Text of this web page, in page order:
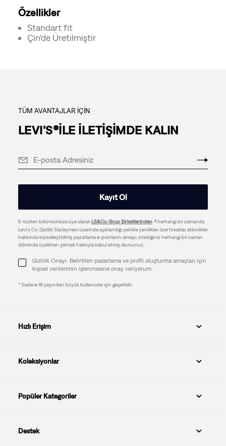
Özellikler
Standart fit
Çin'de Üretilmiştir
TÜM AVANTAJLAR İÇİN
LEVI’S®İLE İLETİŞİMDE KALIN
Kayıt Ol
E-bülten bölümümüze üye olarakLS&Co. Grup Şirketlerinden
herhangi bir zamanda
Levi's Co. Gizlilik Sözleşmesi üzerinde açıklandığı şekilde yenilikler, özel fırsatlar, etkinlikler
hakkında kişiselleştirilmiş pazarlama e-postlarını almayı, istediğiniz herhangi bir zaman
diliminde üyelikten çıkmak hakkıyla kabul etmiş olursunuz.
Gizlilik Onayı: Belirtilen pazarlama ve profil oluşturma amaçları için
kişisel verilerimin işlenmesine onay veriyorum.
* Sadece 18 yaşından büyük kullanıcılar için geçerlidir.
Hızlı Erişim
Koleksiyonlar
Popüler Kategoriler
Destek